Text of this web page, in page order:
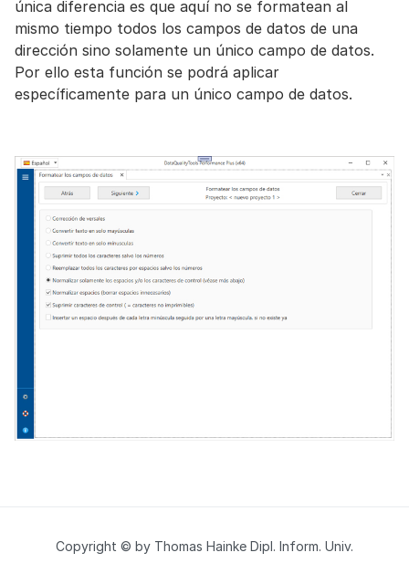
única diferencia es que aquí no se formatean al
mismo tiempo todos los campos de datos de una
dirección sino solamente un único campo de datos.
Por ello esta función se podrá aplicar
específicamente para un único campo de datos.
Copyright © by Thomas Hainke Dipl. Inform. Univ.